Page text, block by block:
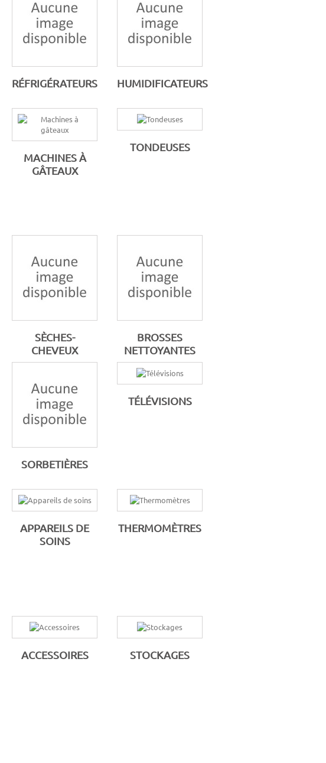
RÉFRIGÉRATEURS HUMIDIFICATEURS
MACHINES À
GÂTEAUX
TONDEUSES
SÈCHES-
CHEVEUX
BROSSES
NETTOYANTES
SORBETIÈRES
TÉLÉVISIONS
APPAREILS DE
SOINS
THERMOMÈTRES
ACCESSOIRES STOCKAGES